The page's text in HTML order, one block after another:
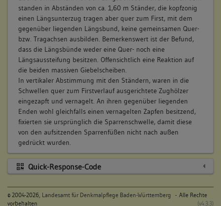
standen in Abständen von ca. 1,60 m Ständer, die kopfzonig
einen Längsunterzug tragen aber quer zum First, mit dem
gegenüber liegenden Längsbund, keine gemeinsamen Quer-
bzw. Tragachsen ausbilden. Bemerkenswert ist der Befund,
dass die Längsbünde weder eine Quer- noch eine
Längsaussteifung besitzen. Offensichtlich eine Reaktion auf
die beiden massiven Giebelscheiben.
In vertikaler Abstimmung mit den Ständern, waren in die
Schwellen quer zum Firstverlauf ausgerichtete Zughölzer
eingezapft und vernagelt. An ihren gegenüber liegenden
Enden wohl gleichfalls einen vernagelten Zapfen besitzend,
fixierten sie ursprünglich die Sparrenschwelle, damit diese
von den aufsitzenden Sparrenfüßen nicht nach außen
gedrückt wurden.
Quick-Response-Code
© 2004-2026, Landesamt für Denkmalpflege Baden-Württemberg
- Alle Rechte
vorbehalten
(v4.3.3)